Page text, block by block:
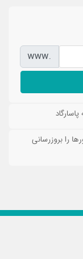
www.
را بروزرسانی